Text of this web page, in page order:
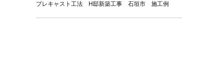
プレキャスト工法 H邸新築工事 石垣市 施工例